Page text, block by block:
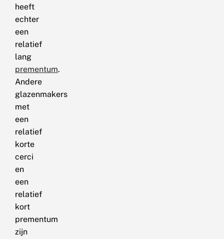
heeft
echter
een
relatief
lang
prementum.
Andere
glazenmakers
met
een
relatief
korte
cerci
en
een
relatief
kort
prementum
zijn